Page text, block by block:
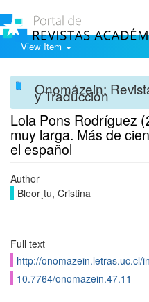
View Item
Onomázein:
y Traducción
Lola Pons Rodríguez
muy larga. Más de
el español
Author
Bleor¸tu, Cristina
Full text
http://onomazein.letras.uc.cl/
10.7764/onomazein.47.11